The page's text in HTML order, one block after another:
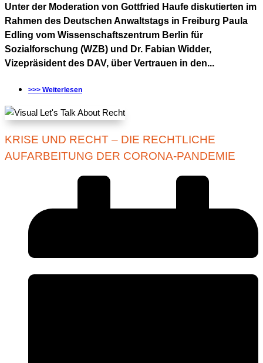
Unter der Moderation von Gottfried Haufe diskutierten im
Rahmen des Deutschen Anwaltstags in Freiburg Paula
Edling vom Wissenschaftszentrum Berlin für
Sozialforschung (WZB) und Dr. Fabian Widder,
Vizepräsident des DAV, über Vertrauen in den...
>>> Weiterlesen
KRISE UND RECHT – DIE RECHTLICHE
AUFARBEITUNG DER CORONA-PANDEMIE